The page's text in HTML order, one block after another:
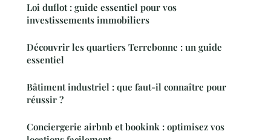
Loi duflot : guide essentiel pour vos
investissements immobiliers
Découvrir les quartiers Terrebonne : un guide
essentiel
Bâtiment industriel : que faut-il connaître pour
réussir ?
Conciergerie airbnb et bookink : optimisez vos